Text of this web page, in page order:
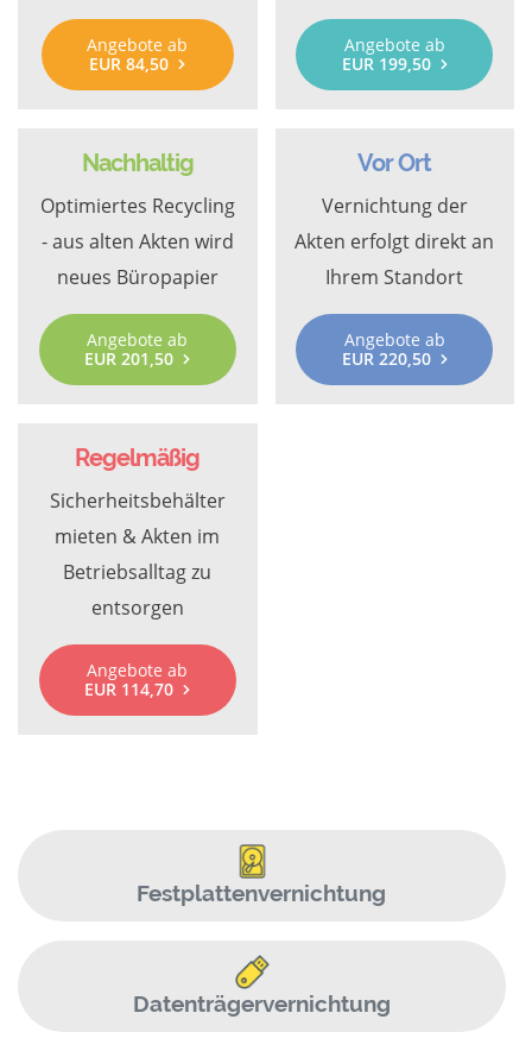
Angebote ab
EUR 84,50
Angebote ab
EUR 199,50
Nachhaltig
Optimiertes Recycling
- aus alten Akten wird
neues Büropapier
Angebote ab
EUR 201,50
Vor Ort
Vernichtung der
Akten erfolgt direkt an
Ihrem Standort
Angebote ab
EUR 220,50
Regelmäßig
Sicherheitsbehälter
mieten & Akten im
Betriebsalltag zu
entsorgen
Angebote ab
EUR 114,70
Festplattenvernichtung
Datenträgervernichtung